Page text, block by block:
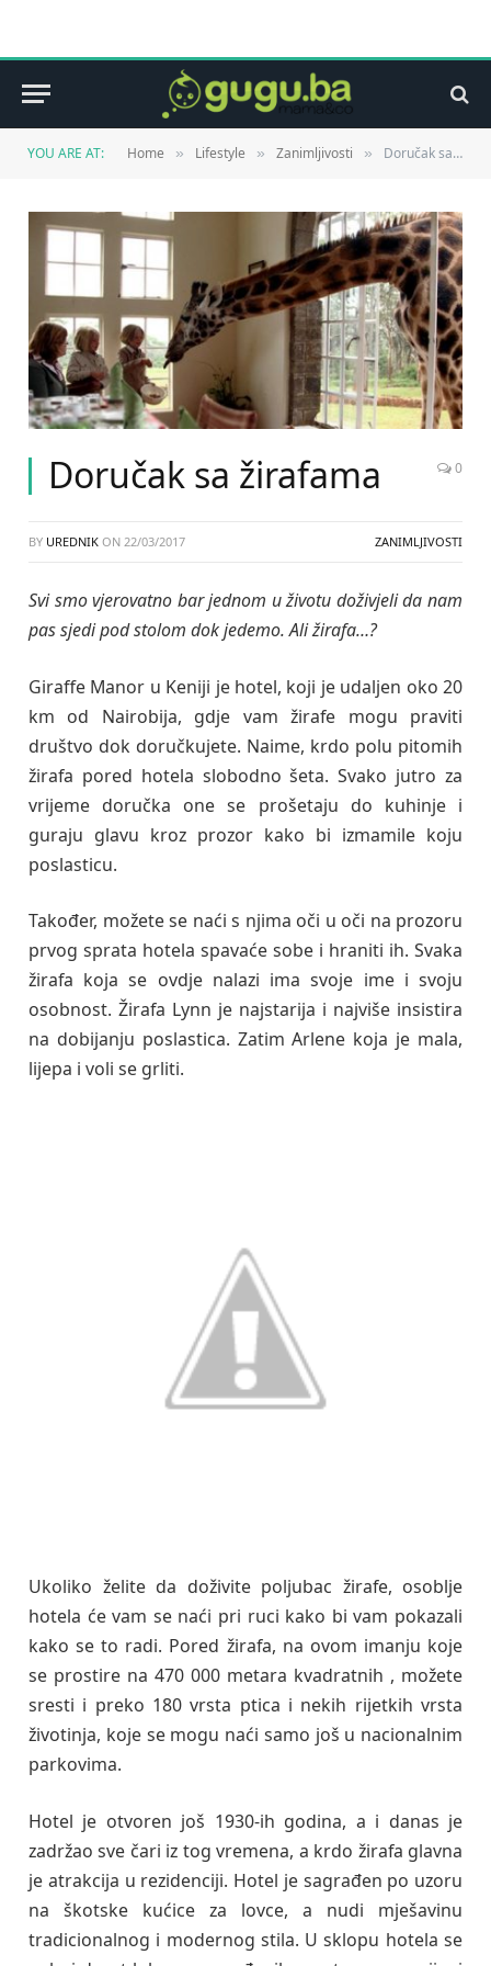
YOU ARE AT: Home » Lifestyle » Zanimljivosti » Doručak sa žirafama
Doručak sa žirafama 0
BY UREDNIK ON 22/03/2017 ZANIMLJIVOSTI
Svi smo vjerovatno bar jednom u životu doživjeli da nam
pas sjedi pod stolom dok jedemo. Ali žirafa…?
Giraffe Manor u Keniji je hotel, koji je udaljen oko 20
km od Nairobija, gdje vam žirafe mogu praviti
društvo dok doručkujete. Naime, krdo polu pitomih
žirafa pored hotela slobodno šeta. Svako jutro za
vrijeme doručka one se prošetaju do kuhinje i
guraju glavu kroz prozor kako bi izmamile koju
poslasticu.
Također, možete se naći s njima oči u oči na prozoru
prvog sprata hotela spavaće sobe i hraniti ih. Svaka
žirafa koja se ovdje nalazi ima svoje ime i svoju
osobnost. Žirafa Lynn je najstarija i najviše insistira
na dobijanju poslastica. Zatim Arlene koja je mala,
lijepa i voli se grliti.
Ukoliko želite da doživite poljubac žirafe, osoblje
hotela će vam se naći pri ruci kako bi vam pokazali
kako se to radi. Pored žirafa, na ovom imanju koje
se prostire na 470 000 metara kvadratnih , možete
sresti i preko 180 vrsta ptica i nekih rijetkih vrsta
životinja, koje se mogu naći samo još u nacionalnim
parkovima.
Hotel je otvoren još 1930-ih godina, a i danas je
zadržao sve čari iz tog vremena, a krdo žirafa glavna
je atrakcija u rezidenciji. Hotel je sagrađen po uzoru
na škotske kućice za lovce, a nudi mješavinu
tradicionalnog i modernog stila. U sklopu hotela se